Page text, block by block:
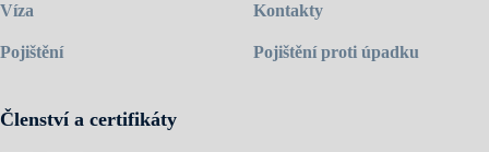
Víza
Pojištění
Kontakty
Pojištění proti úpadku
Členství a certifikáty